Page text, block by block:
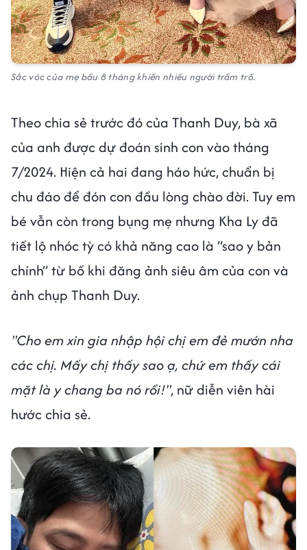
Sắc vóc của mẹ bầu 8 tháng khiến nhiều người trầm trồ.
Theo chia sẻ trước đó của Thanh Duy, bà xã
của anh được dự đoán sinh con vào tháng
7/2024. Hiện cả hai đang háo hức, chuẩn bị
chu đáo để đón con đầu lòng chào đời. Tuy em
bé vẫn còn trong bụng mẹ nhưng Kha Ly đã
tiết lộ nhóc tỳ có khả năng cao là “sao y bản
chính” từ bố khi đăng ảnh siêu âm của con và
ảnh chụp Thanh Duy.
"Cho em xin gia nhập hội chị em đẻ mướn nha
các chị. Mấy chị thấy sao ạ, chứ em thấy cái
mặt là y chang ba nó rồi!", nữ diễn viên hài
hước chia sẻ.